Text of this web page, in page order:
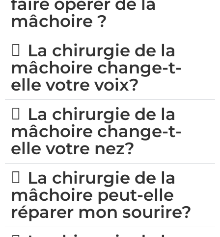
mâchoire ?
La chirurgie de la
mâchoire change-t-
elle votre voix?
La chirurgie de la
mâchoire change-t-
elle votre nez?
La chirurgie de la
mâchoire peut-elle
réparer mon sourire?